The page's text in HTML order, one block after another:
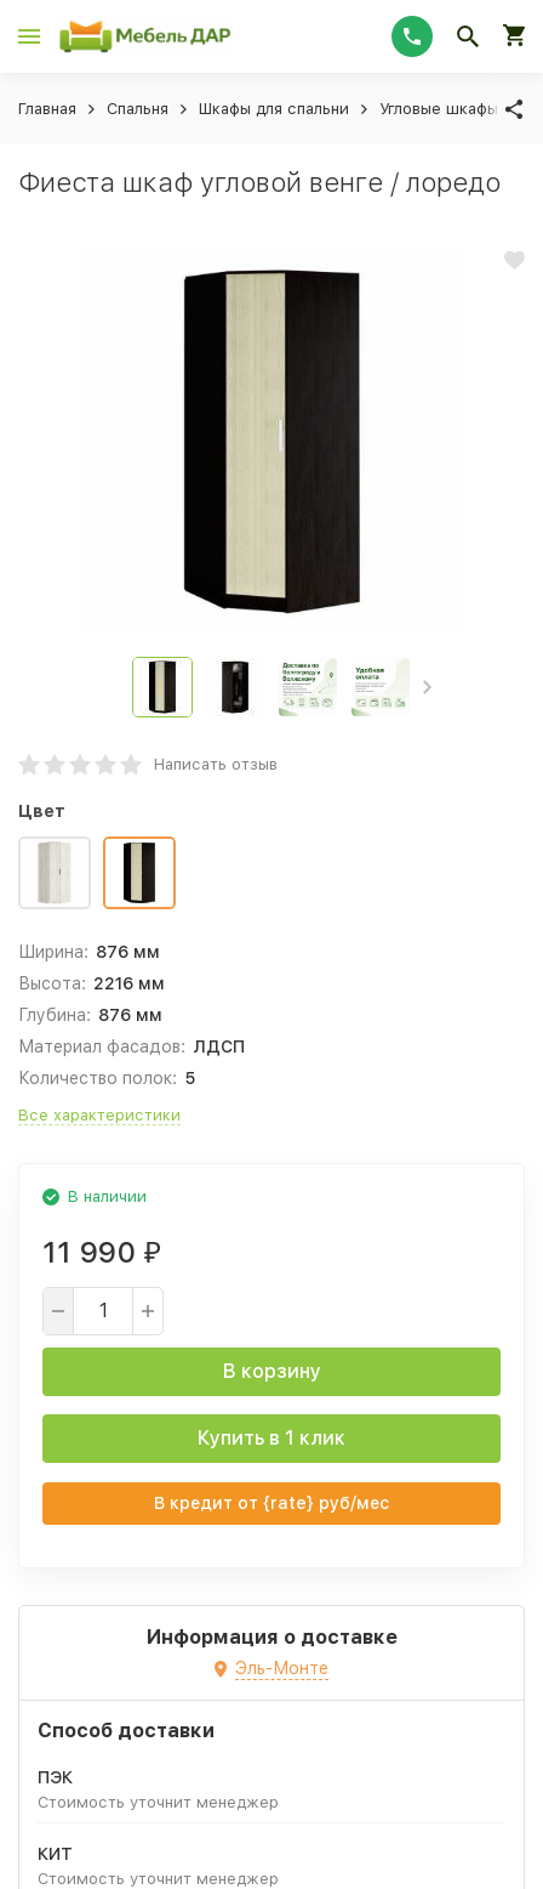
Главная Спальня Шкафы для спальни Угловые шкафы для
Фиеста шкаф угловой венге / лоредо
Написать отзыв
Цвет
Ширина: 876 мм
Высота: 2216 мм
Глубина: 876 мм
Материал фасадов: ЛДСП
Количество полок: 5
Все характеристики
В наличии
11 990 ₽
В корзину
Купить в 1 клик
В кредит от {rate} руб/мес
Информация о доставке
Эль-Монте
Способ доставки
ПЭК
Стоимость уточнит менеджер
КИТ
Стоимость уточнит менеджер